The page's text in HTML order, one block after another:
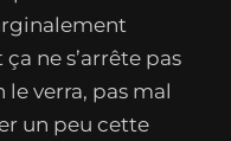
ne s’arrête pas
verra, pas mal
un peu cette